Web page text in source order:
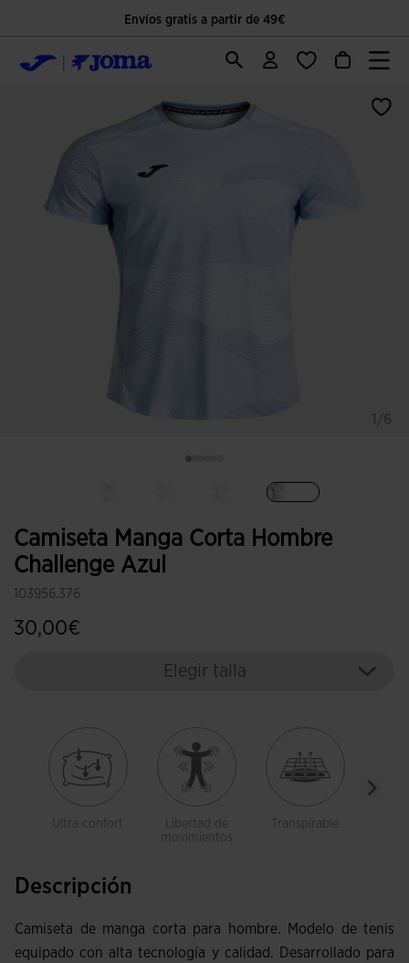
Envíos gratis a partir de 49€
Camiseta Manga Corta Hombre
Challenge Azul
103956.376
30,00€
Elegir talla
Ultra confort
Libertad de
movimientos
Transpirable
Descripción
Camiseta de manga corta para hombre. Modelo de tenis
equipado con alta tecnología y calidad. Desarrollado para